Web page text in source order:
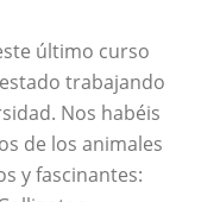
último curso
trabajando
Nos habéis
de los animales
y fascinantes: